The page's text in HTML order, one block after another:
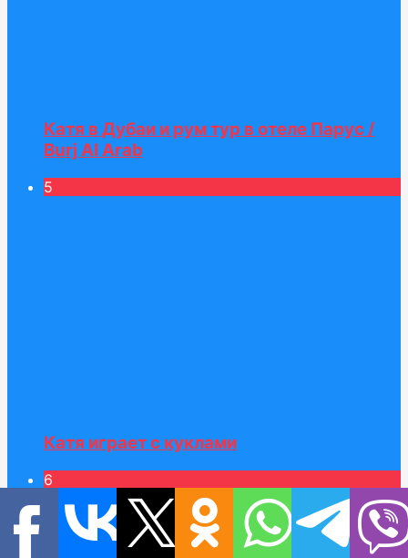
Катя в Дубаи и рум тур в отеле Парус /
Burj Al Arab
5
Катя играет с куклами
6